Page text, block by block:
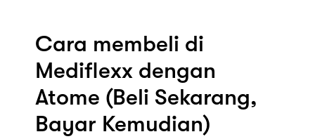
Cara membeli di
Mediflexx dengan
Atome (Beli Sekarang,
Bayar Kemudian)